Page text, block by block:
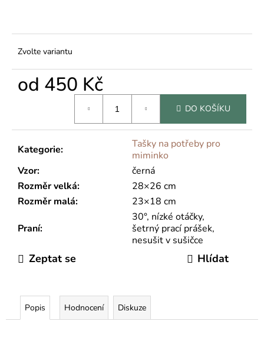
Zvolte variantu
od 450 Kč
DO KOŠÍKU
Kategorie:
Tašky na potřeby pro
miminko
Vzor:
černá
Rozměr velká:
28×26 cm
Rozměr malá: 23×18 cm
Praní:
30°, nízké otáčky,
šetrný prací prášek,
nesušit v sušičce
Zeptat se Hlídat
Popis Hodnocení Diskuze